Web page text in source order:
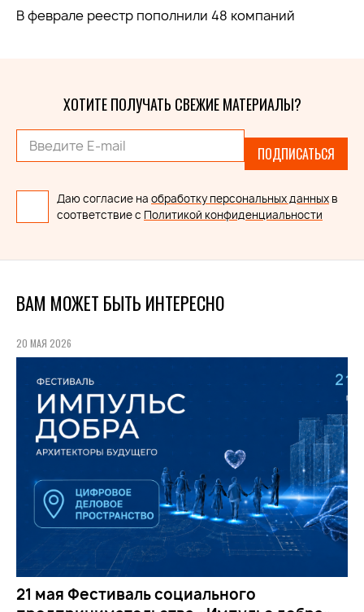
В феврале реестр пополнили 48 компаний
ХОТИТЕ ПОЛУЧАТЬ СВЕЖИЕ МАТЕРИАЛЫ?
ПОДПИСАТЬСЯ
Даю согласие на обработку персональных данных в
соответствие с Политикой конфиденциальности
ВАМ МОЖЕТ БЫТЬ ИНТЕРЕСНО
20 МАЯ 2026
21 мая Фестиваль социального